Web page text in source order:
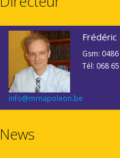
Frédéric
Gsm:
Tél: 068
info@mrnapoleon.be
News